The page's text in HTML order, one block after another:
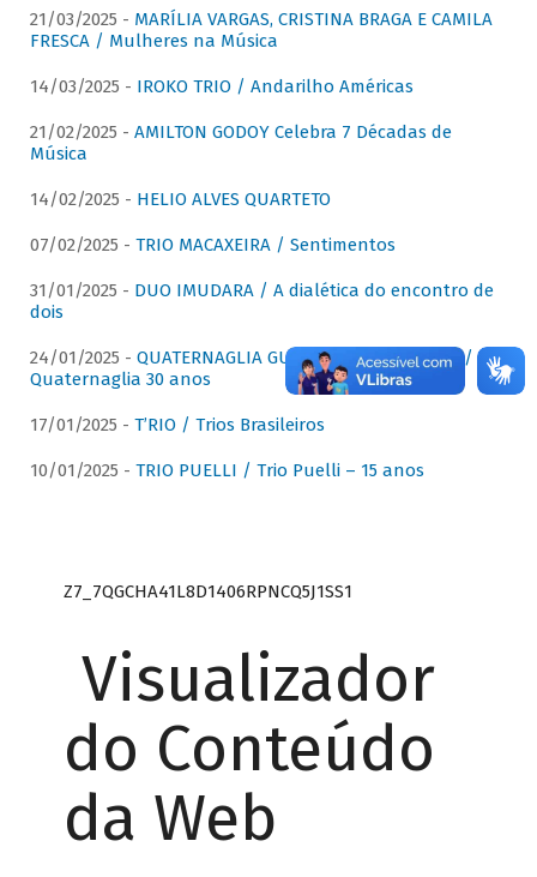
21/03/2025 - MARÍLIA VARGAS, CRISTINA BRAGA E CAMILA
FRESCA / Mulheres na Música
14/03/2025 - IROKO TRIO / Andarilho Américas
21/02/2025 - AMILTON GODOY Celebra 7 Décadas de
Música
14/02/2025 - HELIO ALVES QUARTETO
07/02/2025 - TRIO MACAXEIRA / Sentimentos
31/01/2025 - DUO IMUDARA / A dialética do encontro de
dois
24/01/2025 - QUATERNAGLIA GUITAR QUARTET (QGQ) /
Quaternaglia 30 anos
17/01/2025 - T’RIO / Trios Brasileiros
10/01/2025 - TRIO PUELLI / Trio Puelli – 15 anos
Z7_7QGCHA41L8D1406RPNCQ5J1SS1
Visualizador
do Conteúdo
da Web